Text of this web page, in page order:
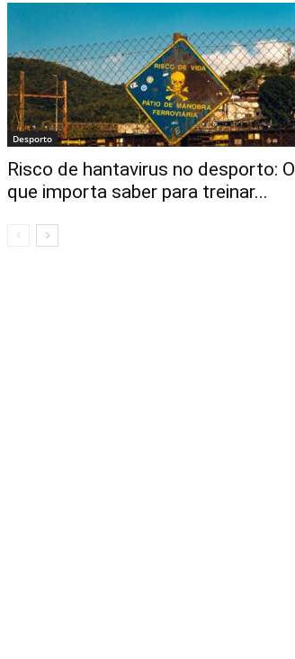
Desporto
Risco de hantavirus no desporto: O
que importa saber para treinar...